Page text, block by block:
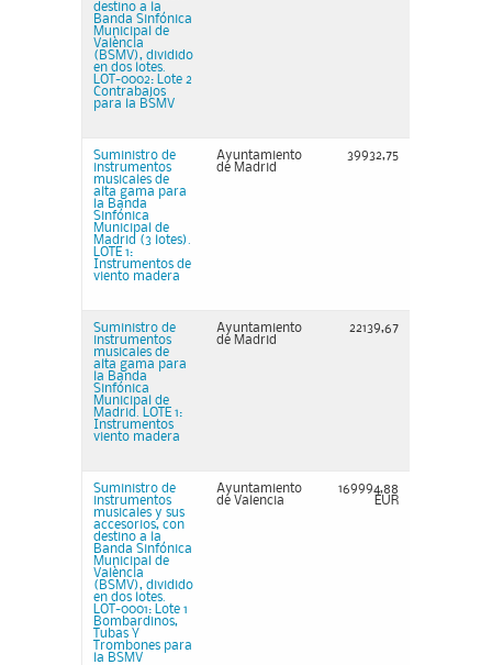
destino a la
Banda Sinfónica
Municipal de
València
(BSMV), dividido
en dos lotes.
LOT-0002: Lote 2
Contrabajos
para la BSMV
Suministro de
instrumentos
musicales de
alta gama para
la Banda
Sinfónica
Municipal de
Madrid (3 lotes).
LOTE 1:
Instrumentos de
viento madera
Ayuntamiento
de Madrid
39932,75
Suministro de
instrumentos
musicales de
alta gama para
la Banda
Sinfónica
Municipal de
Madrid. LOTE 1:
Instrumentos
viento madera
Ayuntamiento
de Madrid
22139,67
Suministro de
instrumentos
musicales y sus
accesorios, con
destino a la
Banda Sinfónica
Municipal de
València
(BSMV), dividido
en dos lotes.
LOT-0001: Lote 1
Bombardinos,
Tubas Y
Trombones para
la BSMV
Ayuntamiento
de Valencia
169994,88
EUR